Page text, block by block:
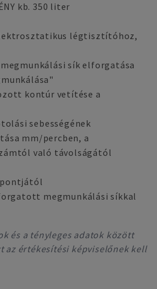
kb. 350 liter
légtisztítóhoz,
sík elforgatása
kontúr vetítése a
sebességének
mm/percben, a
való távolságától
megmunkálási síkkal
és a tényleges adatok között
az értékesítési képviselőnek kell